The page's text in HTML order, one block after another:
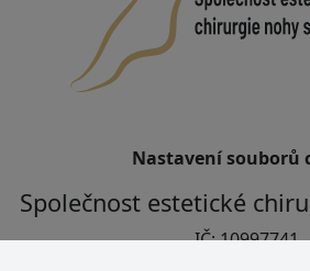
Nastavení souborů
Společnost estetické
IČ: 10997741